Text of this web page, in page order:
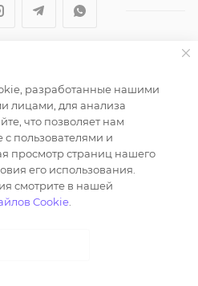
Текстиль групп"
сайте носит справочный
публичной офертой
пункта 2 статьи 437
Российской Федерации.
опубликованных
допустимо только при
разрешения редакции и
https://opt-milena.ru
разработанные нашими
лицами, для анализа
что позволяет нам
с пользователями и
просмотр страниц нашего
его использования.
смотрите в нашей
Cookie